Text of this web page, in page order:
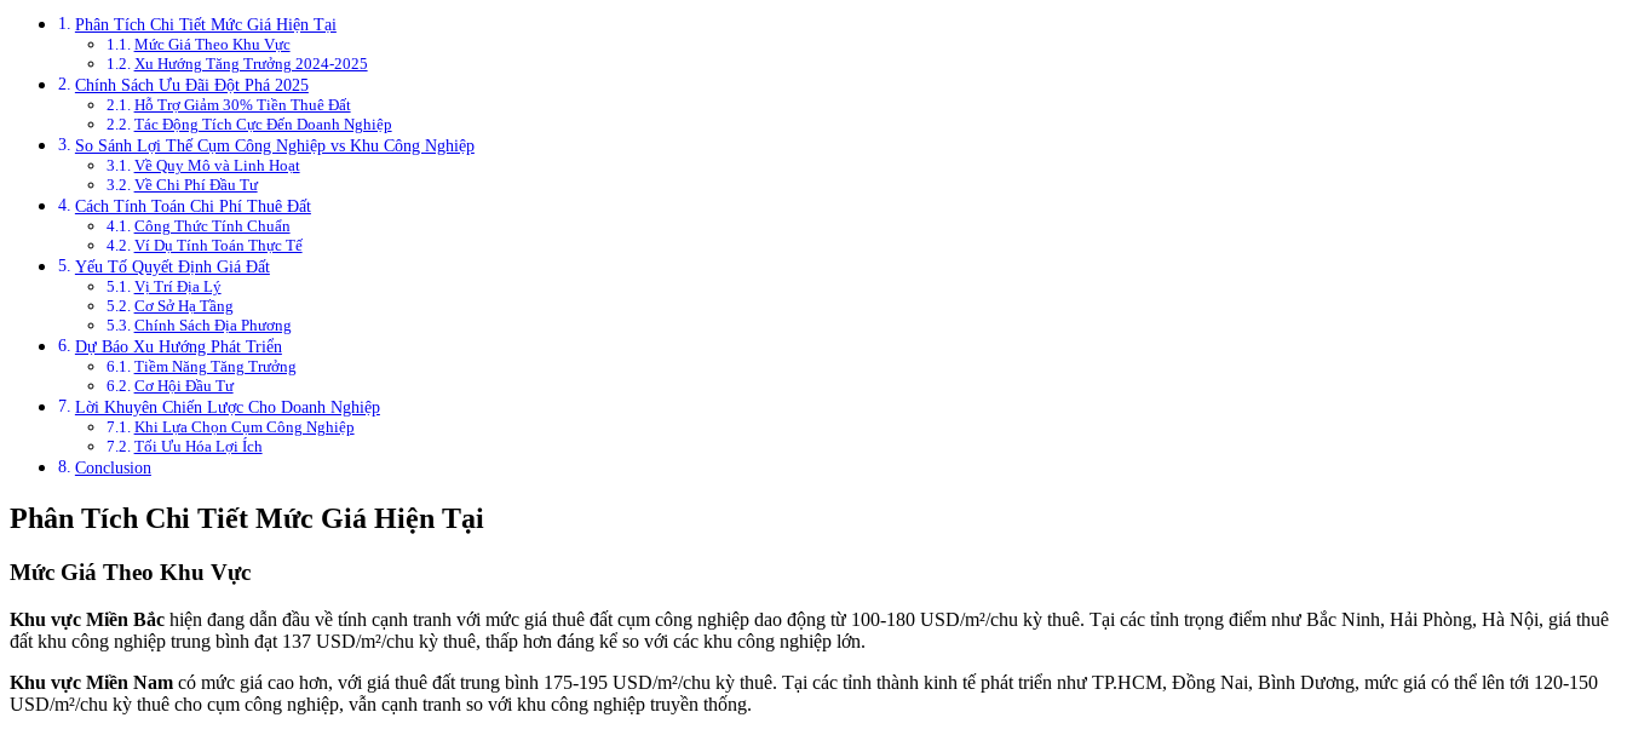
Phân Tích Chi Tiết Mức Giá Hiện Tại
Mức Giá Theo Khu Vực
Xu Hướng Tăng Trưởng 2024-2025
Chính Sách Ưu Đãi Đột Phá 2025
Hỗ Trợ Giảm 30% Tiền Thuê Đất
Tác Động Tích Cực Đến Doanh Nghiệp
So Sánh Lợi Thế Cụm Công Nghiệp vs Khu Công Nghiệp
Về Quy Mô và Linh Hoạt
Về Chi Phí Đầu Tư
Cách Tính Toán Chi Phí Thuê Đất
Công Thức Tính Chuẩn
Ví Dụ Tính Toán Thực Tế
Yếu Tố Quyết Định Giá Đất
Vị Trí Địa Lý
Cơ Sở Hạ Tầng
Chính Sách Địa Phương
Dự Báo Xu Hướng Phát Triển
Tiềm Năng Tăng Trưởng
Cơ Hội Đầu Tư
Lời Khuyên Chiến Lược Cho Doanh Nghiệp
Khi Lựa Chọn Cụm Công Nghiệp
Tối Ưu Hóa Lợi Ích
Conclusion
Phân Tích Chi Tiết Mức Giá Hiện Tại
Mức Giá Theo Khu Vực
Khu vực Miền Bắc hiện đang dẫn đầu về tính cạnh tranh với mức giá thuê đất cụm công nghiệp dao động từ 100-180 USD/m²/chu kỳ thuê. Tại các tỉnh trọng điểm như Bắc Ninh, Hải Phòng, Hà Nội, giá thuê
đất khu công nghiệp trung bình đạt 137 USD/m²/chu kỳ thuê, thấp hơn đáng kể so với các khu công nghiệp lớn.
Khu vực Miền Nam có mức giá cao hơn, với giá thuê đất trung bình 175-195 USD/m²/chu kỳ thuê. Tại các tỉnh thành kinh tế phát triển như TP.HCM, Đồng Nai, Bình Dương, mức giá có thể lên tới 120-150
USD/m²/chu kỳ thuê cho cụm công nghiệp, vẫn cạnh tranh so với khu công nghiệp truyền thống.